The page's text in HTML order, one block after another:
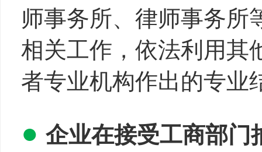
师事务所、律师事务所
相关工作，依法利用其
者专业机构作出的专业
● 企业在接受工商部门